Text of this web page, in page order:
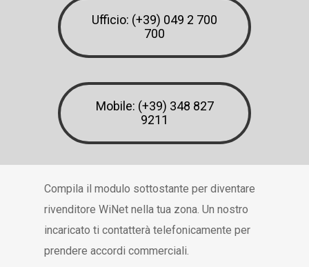
Ufficio: (+39) 049 2 700
700
Mobile: (+39) 348 827
9211
Compila il modulo sottostante per diventare
rivenditore WiNet nella tua zona. Un nostro
incaricato ti contatterà telefonicamente per
prendere accordi commerciali.